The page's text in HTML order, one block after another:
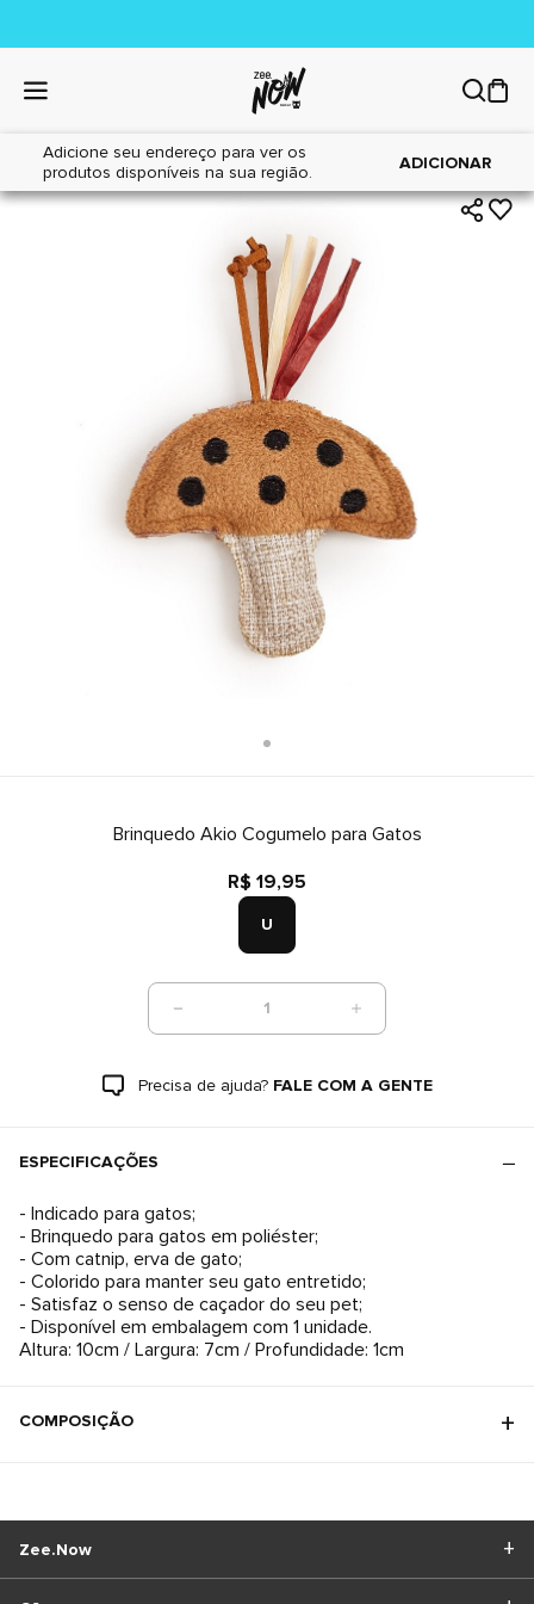
Adicione seu endereço para ver os
produtos disponíveis na sua região.
ADICIONAR
Home|Gatos|Brinquedos
Brinquedo Akio Cogumelo para Gatos
R$ 19,95
U
1
Precisa de ajuda? FALE COM A GENTE
ESPECIFICAÇÕES
- Indicado para gatos;
- Brinquedo para gatos em poliéster;
- Com catnip, erva de gato;
- Colorido para manter seu gato entretido;
- Satisfaz o senso de caçador do seu pet;
- Disponível em embalagem com 1 unidade.
Altura: 10cm / Largura: 7cm / Profundidade: 1cm
COMPOSIÇÃO
Zee.Now